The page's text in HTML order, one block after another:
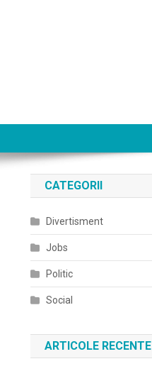
CATEGORII
Divertisment
Jobs
Politic
Social
ARTICOLE RECENTE